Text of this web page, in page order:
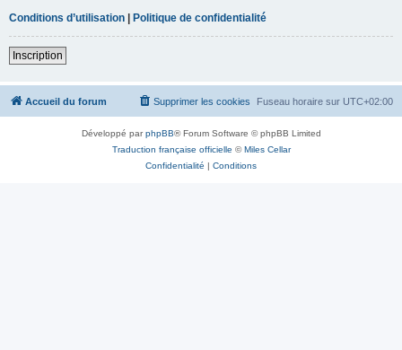
Conditions d’utilisation | Politique de confidentialité
Inscription
Accueil du forum Fuseau horaire sur UTC+02:00
Supprimer les cookies
Développé parphpBB® Forum Software © phpBB Limited
Traduction française officielle ©Miles Cellar
Confidentialité | Conditions